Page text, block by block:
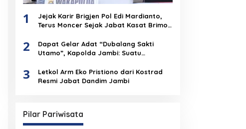
1
Jejak Karir Brigjen Pol Edi Mardianto,
Terus Moncer Sejak Jabat Kasat Brimob
2
Dapat Gelar Adat “Dubalang Sakti
Utamo”, Kapolda Jambi: Suatu
Institusi Polri
3
Letkol Arm Eko Pristiono dari Kostrad
Resmi Jabat Dandim Jambi
Pilar Pariwisata